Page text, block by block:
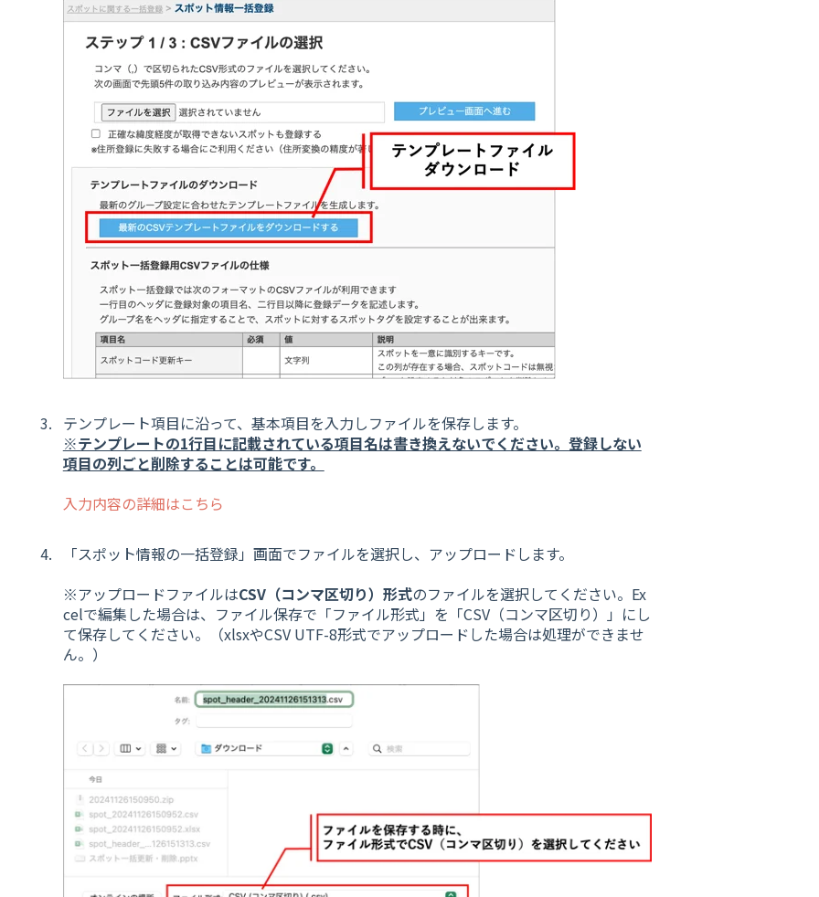
テンプレート項目に沿って、基本項目を入力しファイルを保存します。
※テンプレートの1行目に記載されている項目名は書き換えないでください。登録しない
項目の列ごと削除することは可能です。
入力内容の詳細はこちら
「スポット情報の一括登録」画面でファイルを選択し、アップロードします。
※アップロードファイルはCSV（コンマ区切り）形式のファイルを選択してください。Ex
celで編集した場合は、ファイル保存で「ファイル形式」を「CSV（コンマ区切り）」にし
て保存してください。（xlsxやCSV UTF-8形式でアップロードした場合は処理ができませ
ん。）